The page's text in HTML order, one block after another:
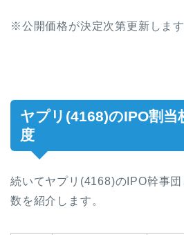
※公開価格が決定次第更新します
ヤプリ(4168)のIPO割当
度
続いてヤプリ(4168)のIPO幹事
数を紹介します。